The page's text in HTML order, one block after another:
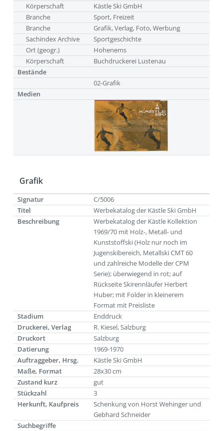
Körperschaft
Kästle Ski GmbH
Branche
Sport, Freizeit
Branche
Grafik, Verlag, Foto, Werbung
Sachindex Archive
Sportgeschichte
Ort (geogr.)
Hohenems
Körperschaft
Buchdruckerei Lustenau
Bestände
02-Grafik
Medien
Grafik
Signatur
C/5006
Titel
Werbekatalog der Kästle Ski GmbH
Beschreibung
Werbekatalog der Kästle Kollektion
1969/70 mit Holz-, Metall- und
Kunststoffski (Holz nur noch im
Jugenskibereich, Metallski CMT 60
und zahlreiche Modelle der CPM
Serie); überwiegend in rot; auf
Rückseite Skirennläufer Herbert
Huber; mit Folder in kleinerem
Format mit Preisliste
Stadium
Enddruck
Druckerei, Verlag
R. Kiesel, Salzburg
Druckort
Salzburg
Datierung
1969-1970
Auftraggeber, Hrsg.
Kästle Ski GmbH
Maße, Format
28x30 cm
Zustand kurz
gut
Stückzahl
3
Herkunft, Kaufpreis
Schenkung von Horst Wehinger und
Gebhard Schneider
Suchbegriffe